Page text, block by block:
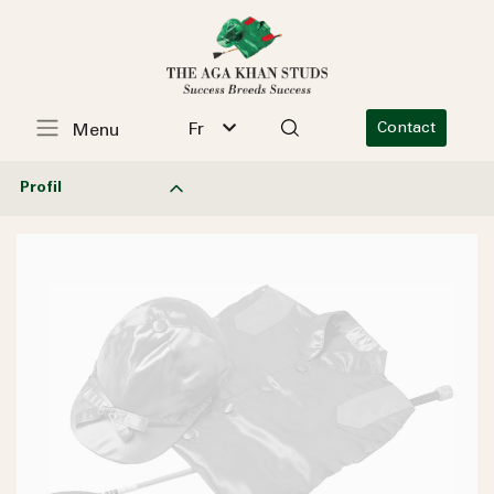
Fr Contact
Menu
Profil